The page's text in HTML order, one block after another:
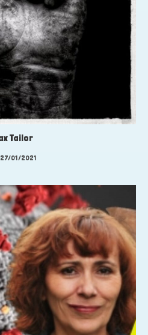
Tailor
27/01/2021